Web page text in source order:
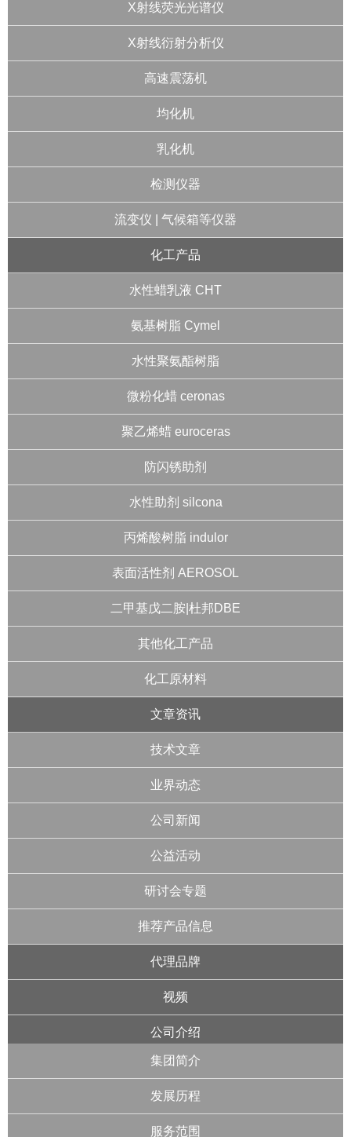
X射线荧光光谱仪
X射线衍射分析仪
高速震荡机
均化机
乳化机
检测仪器
流变仪 | 气候箱等仪器
化工产品
水性蜡乳液 CHT
氨基树脂 Cymel
水性聚氨酯树脂
微粉化蜡 ceronas
聚乙烯蜡 euroceras
防闪锈助剂
水性助剂 silcona
丙烯酸树脂 indulor
表面活性剂 AEROSOL
二甲基戊二胺|杜邦DBE
其他化工产品
化工原材料
文章资讯
技术文章
业界动态
公司新闻
公益活动
研讨会专题
推荐产品信息
代理品牌
视频
公司介绍
集团简介
发展历程
服务范围